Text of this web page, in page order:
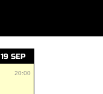
19 SEP
20:00